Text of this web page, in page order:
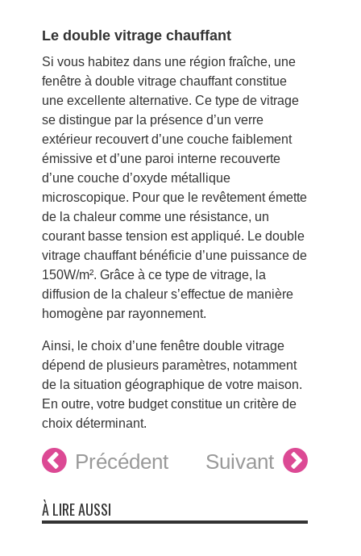
Le double vitrage chauffant
Si vous habitez dans une région fraîche, une
fenêtre à double vitrage chauffant constitue
une excellente alternative. Ce type de vitrage
se distingue par la présence d’un verre
extérieur recouvert d’une couche faiblement
émissive et d’une paroi interne recouverte
d’une couche d’oxyde métallique
microscopique. Pour que le revêtement émette
de la chaleur comme une résistance, un
courant basse tension est appliqué. Le double
vitrage chauffant bénéficie d’une puissance de
150W/m². Grâce à ce type de vitrage, la
diffusion de la chaleur s’effectue de manière
homogène par rayonnement.
Ainsi, le choix d’une fenêtre double vitrage
dépend de plusieurs paramètres, notamment
de la situation géographique de votre maison.
En outre, votre budget constitue un critère de
choix déterminant.
Précédent Suivant
À LIRE AUSSI